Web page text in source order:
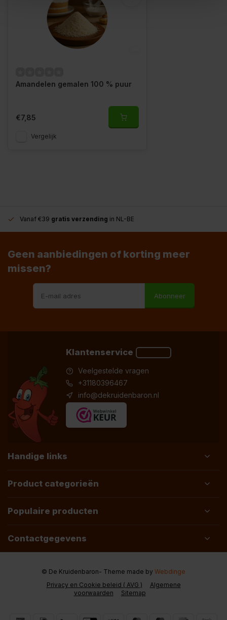
Amandelen gemalen 100 % puur
€7,85
Vergelijk
Vanaf €39 gratis verzending in NL-BE
Geen aanbiedingen of korting meer
missen?
Abonneer
Klantenservice
Veelgestelde vragen
+31180396467
info@dekruidenbaron.nl
Handige links
Product categorieën
Populaire producten
Contactgegevens
Privacy en Cookie beleid ( AVG )
Algemene
voorwaarden
Sitemap
© De Kruidenbaron- Theme made by Webdinge